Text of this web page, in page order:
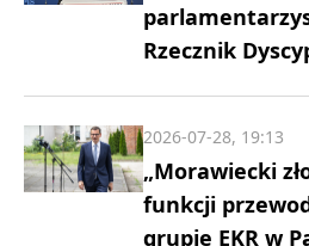
Rzecznik
„Morawiecki
funkcji
grupie EKR w
2026-07-28, 19:13